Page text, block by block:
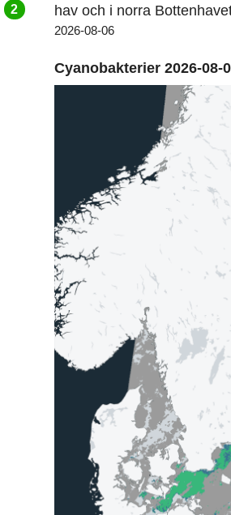
2
hav och i norra
2026-08-06
Cyanobakterier 2026-08-